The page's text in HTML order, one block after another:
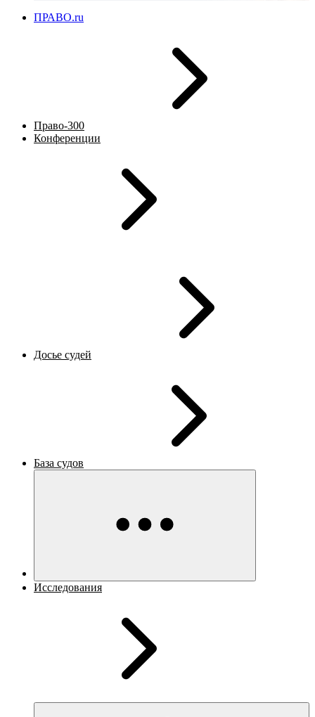
ПРАВО.ru
Право-300
Конференции
Досье судей
База судов
Исследования